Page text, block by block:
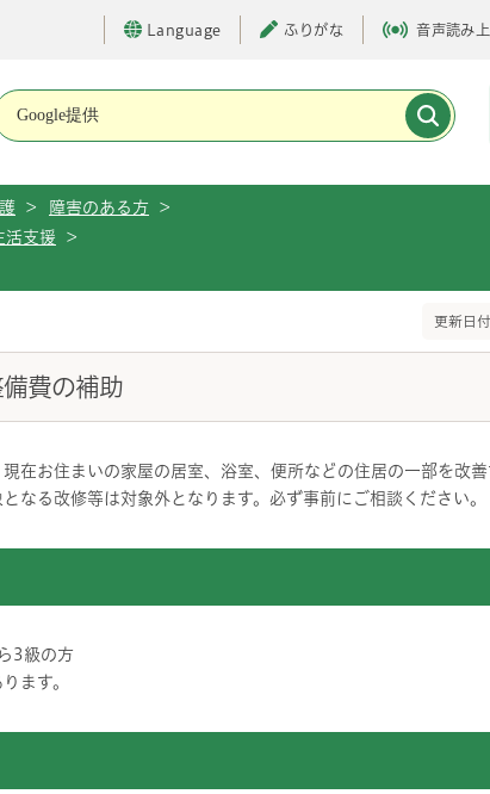
Language ふりがな 音声読み
> 障害のある方
>
活支援
>
更新日
費の補助
在お住まいの家屋の居室、浴室、便所などの住居の一部を改善
なる改修等は対象外となります。必ず事前にご相談ください。
3級の方
ます。